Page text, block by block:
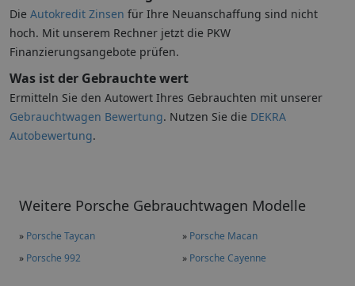
Weitere Porsche Gebrauchtwagen Modelle
» Porsche Taycan » Porsche Macan
» Porsche 992 » Porsche Cayenne
Die Autokredit Zinsen für Ihre Neuanschaffung sind nicht
hoch. Mit unserem Rechner jetzt die PKW
Finanzierungsangebote prüfen.
Was ist der Gebrauchte wert
Ermitteln Sie den Autowert Ihres Gebrauchten mit unserer
Gebrauchtwagen Bewertung. Nutzen Sie die DEKRA
Autobewertung.